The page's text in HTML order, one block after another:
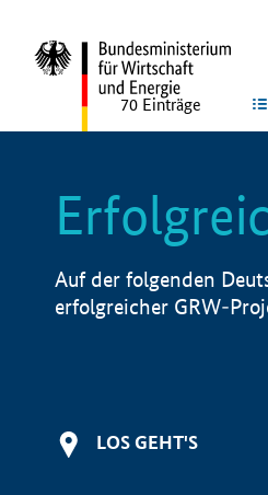
70 Einträge
Auf der folgenden
erfolgreicher GRW-
LOS GEHT'S